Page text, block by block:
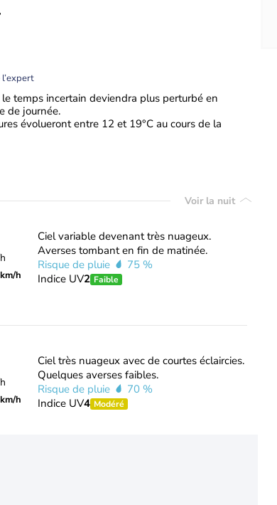
le temps incertain deviendra plus perturbé en
de journée.
évolueront entre 12 et 19°C au cours de la
Voir la nuit
h
Ciel variable devenant très nuageux.
Averses tombant en fin de matinée.
Risque de pluie
75 %
Indice UV2 Faible
h
Ciel très nuageux avec de courtes éclaircies.
Quelques averses faibles.
Risque de pluie
70 %
Indice UV4 Modéré